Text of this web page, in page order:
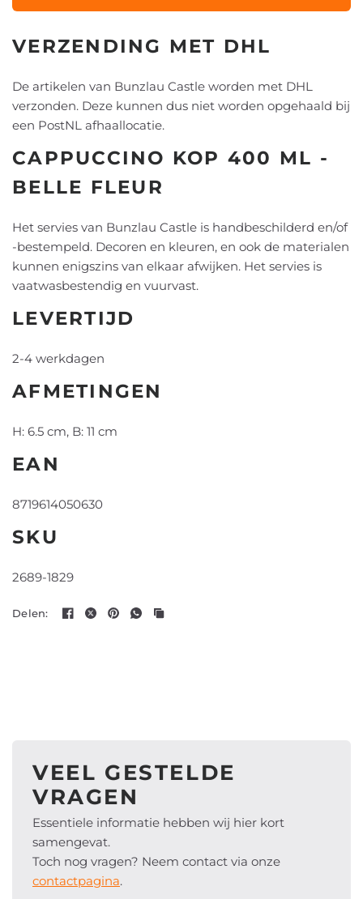
VERZENDING MET DHL
De artikelen van Bunzlau Castle worden met DHL
verzonden. Deze kunnen dus niet worden opgehaald bij
een PostNL afhaallocatie.
CAPPUCCINO KOP 400 ML -
BELLE FLEUR
Het servies van Bunzlau Castle is handbeschilderd en/of
-bestempeld. Decoren en kleuren, en ook de materialen
kunnen enigszins van elkaar afwijken. Het servies is
vaatwasbestendig en vuurvast.
LEVERTIJD
2-4 werkdagen
AFMETINGEN
H: 6.5 cm, B: 11 cm
EAN
8719614050630
SKU
2689-1829
Delen:
VEEL GESTELDE
VRAGEN
Essentiele informatie hebben wij hier kort
samengevat.
Toch nog vragen? Neem contact via onze
contactpagina.